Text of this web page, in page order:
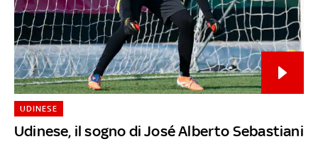
Udinese, il sogno di José Alberto Sebastiani
UDINESE